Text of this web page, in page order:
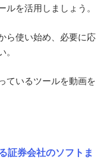
を活用しましょう。
ら使い始め、必要に応
ているツールを動画を
証券会社のソフトま